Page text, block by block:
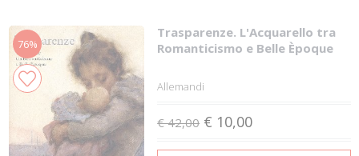
76%
Trasparenze. L'Acquarello tra
Romanticismo e Belle Èpoque
Allemandi
€ 42,00 € 10,00